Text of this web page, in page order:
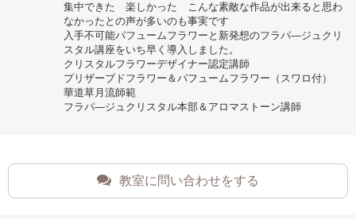
集中できた 楽しかった こんな素敵な作品が出来ると思わ
なかったとの声が多いのも事実です
入手不可能パフュームフラワーと新発想のフラパ―ジュクリ
スタル講座をいち早く導入しました。
クリスタルフラワーデザイナー認定講師
プリザーブドフラワー＆パフュームフラワー（スワロ付）
華道草月流師範
フラパ―ジュクリスタル本部＆アロマストーン講師
教室に問い合わせをする